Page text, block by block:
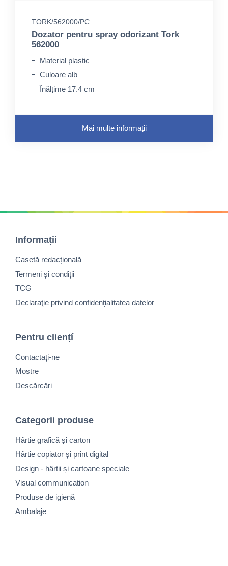
TORK/562000/PC
Dozator pentru spray odorizant Tork
562000
Material plastic
Culoare alb
Înălțime 17.4 cm
Mai multe informații
Informații
Casetă redacțională
Termeni şi condiţii
TCG
Declaraţie privind confidenţialitatea datelor
Pentru cliențí
Contactaţi-ne
Mostre
Descărcări
Categorii produse
Hârtie grafică și carton
Hârtie copiator și print digital
Design - hârtii și cartoane speciale
Visual communication
Produse de igienă
Ambalaje